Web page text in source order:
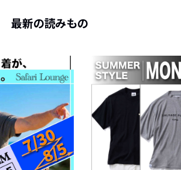
最新の読みもの